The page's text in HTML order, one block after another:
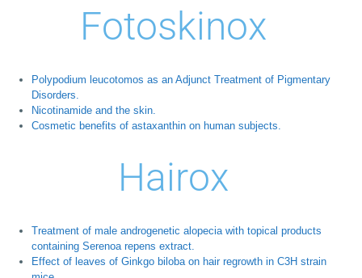
Fotoskinox
Polypodium leucotomos as an Adjunct Treatment of Pigmentary
Disorders.
Nicotinamide and the skin.
Cosmetic benefits of astaxanthin on human subjects.
Hairox
Treatment of male androgenetic alopecia with topical products
containing Serenoa repens extract.
Effect of leaves of Ginkgo biloba on hair regrowth in C3H strain